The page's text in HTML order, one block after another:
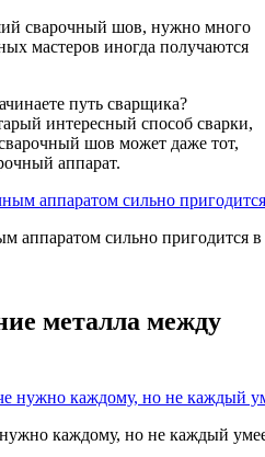
сварочный шов, нужно много
мастеров иногда получаются
путь сварщика?
интересный способ сварки,
шов может даже тот,
аппарат.
аппаратом сильно пригодится
металла между
нужно каждому, но не каждый